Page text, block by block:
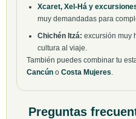
Xcaret, Xel-Há y
muy demandadas para
Chichén Itzá: excursión muy
cultura al viaje.
También puedes combinar tu
Cancún o Costa Mujeres.
Preguntas